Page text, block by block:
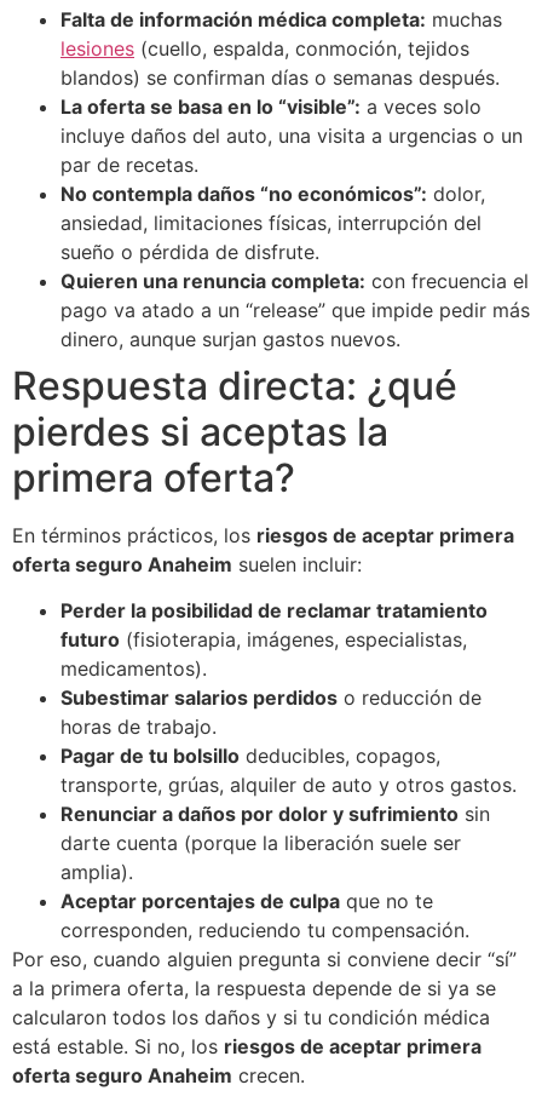
Falta de información médica completa: muchas
lesiones (cuello, espalda, conmoción, tejidos
blandos) se confirman días o semanas después.
La oferta se basa en lo “visible”: a veces solo
incluye daños del auto, una visita a urgencias o un
par de recetas.
No contempla daños “no económicos”: dolor,
ansiedad, limitaciones físicas, interrupción del
sueño o pérdida de disfrute.
Quieren una renuncia completa: con frecuencia el
pago va atado a un “release” que impide pedir más
dinero, aunque surjan gastos nuevos.
Respuesta directa: ¿qué
pierdes si aceptas la
primera oferta?
En términos prácticos, los riesgos de aceptar primera
oferta seguro Anaheim suelen incluir:
Perder la posibilidad de reclamar tratamiento
futuro (fisioterapia, imágenes, especialistas,
medicamentos).
Subestimar salarios perdidos o reducción de
horas de trabajo.
Pagar de tu bolsillo deducibles, copagos,
transporte, grúas, alquiler de auto y otros gastos.
Renunciar a daños por dolor y sufrimiento sin
darte cuenta (porque la liberación suele ser
amplia).
Aceptar porcentajes de culpa que no te
corresponden, reduciendo tu compensación.
Por eso, cuando alguien pregunta si conviene decir “sí”
a la primera oferta, la respuesta depende de si ya se
calcularon todos los daños y si tu condición médica
está estable. Si no, los riesgos de aceptar primera
oferta seguro Anaheim crecen.